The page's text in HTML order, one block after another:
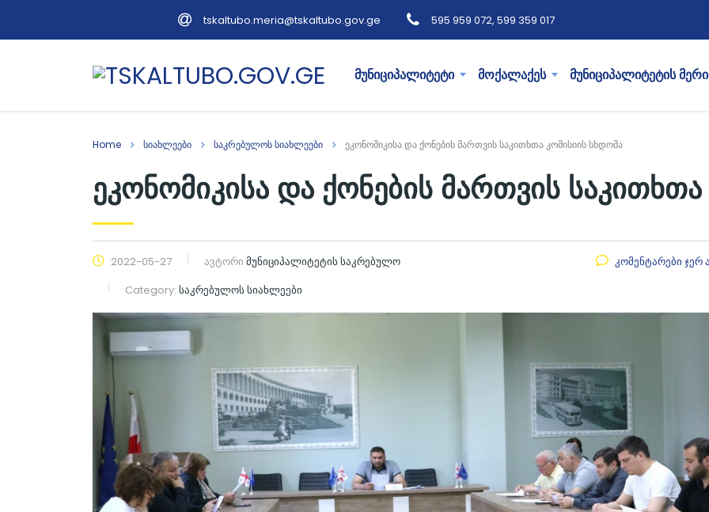
tskaltubo.meria@tskaltubo.gov.ge 595 959 072, 599 359 017
მუნიციპალიტეტი მოქალაქეს მუნიციპალიტეტის
Home სიახლეები საკრებულოს სიახლეები ეკონომიკისა და ქონების მართვის საკითხთა კომისიის სხდომა
ეკონომიკისა და ქონების მართვის
2022-05-27 ავტორი მუნიციპალიტეტის საკრებულო
Category: საკრებულოს სიახლეები
კომენტარები ჯერ